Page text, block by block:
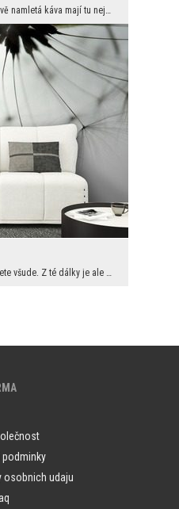
Celá kávová zrna nebo čerstvě namletá káva mají tu nejkrásnější vůni. Nemělo by se však skrývat, ...
Rostou divoce, takže je najdete všude. Z té dálky je ale asi nikdo nesleduje. Tady vidíte, že pam...
podminky
osobnich udaju